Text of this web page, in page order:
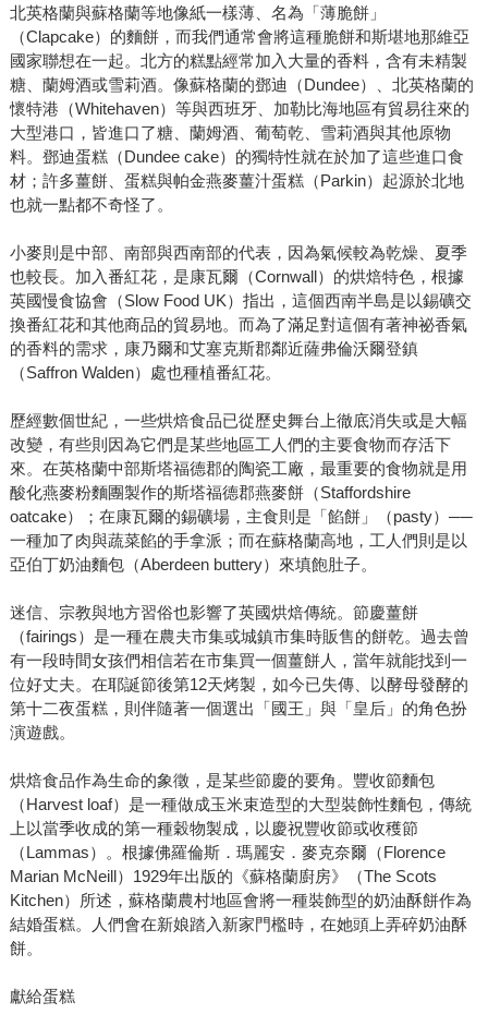
北英格蘭與蘇格蘭等地像紙一樣薄、名為「薄脆餅」
（Clapcake）的麵餅，而我們通常會將這種脆餅和斯堪地那維亞
國家聯想在一起。北方的糕點經常加入大量的香料，含有未精製
糖、蘭姆酒或雪莉酒。像蘇格蘭的鄧迪（Dundee）、北英格蘭的
懷特港（Whitehaven）等與西班牙、加勒比海地區有貿易往來的
大型港口，皆進口了糖、蘭姆酒、葡萄乾、雪莉酒與其他原物
料。鄧迪蛋糕（Dundee cake）的獨特性就在於加了這些進口食
材；許多薑餅、蛋糕與帕金燕麥薑汁蛋糕（Parkin）起源於北地
也就一點都不奇怪了。
小麥則是中部、南部與西南部的代表，因為氣候較為乾燥、夏季
也較長。加入番紅花，是康瓦爾（Cornwall）的烘焙特色，根據
英國慢食協會（Slow Food UK）指出，這個西南半島是以錫礦交
換番紅花和其他商品的貿易地。而為了滿足對這個有著神祕香氣
的香料的需求，康乃爾和艾塞克斯郡鄰近薩弗倫沃爾登鎮
（Saffron Walden）處也種植番紅花。
歷經數個世紀，一些烘焙食品已從歷史舞台上徹底消失或是大幅
改變，有些則因為它們是某些地區工人們的主要食物而存活下
來。在英格蘭中部斯塔福德郡的陶瓷工廠，最重要的食物就是用
酸化燕麥粉麵團製作的斯塔福德郡燕麥餅（Staffordshire
oatcake）；在康瓦爾的錫礦場，主食則是「餡餅」（pasty）──
一種加了肉與蔬菜餡的手拿派；而在蘇格蘭高地，工人們則是以
亞伯丁奶油麵包（Aberdeen buttery）來填飽肚子。
迷信、宗教與地方習俗也影響了英國烘焙傳統。節慶薑餅
（fairings）是一種在農夫市集或城鎮市集時販售的餅乾。過去曾
有一段時間女孩們相信若在市集買一個薑餅人，當年就能找到一
位好丈夫。在耶誕節後第12天烤製，如今已失傳、以酵母發酵的
第十二夜蛋糕，則伴隨著一個選出「國王」與「皇后」的角色扮
演遊戲。
烘焙食品作為生命的象徵，是某些節慶的要角。豐收節麵包
（Harvest loaf）是一種做成玉米束造型的大型裝飾性麵包，傳統
上以當季收成的第一種穀物製成，以慶祝豐收節或收穫節
（Lammas）。根據佛羅倫斯．瑪麗安．麥克奈爾（Florence
Marian McNeill）1929年出版的《蘇格蘭廚房》（The Scots
Kitchen）所述，蘇格蘭農村地區會將一種裝飾型的奶油酥餅作為
結婚蛋糕。人們會在新娘踏入新家門檻時，在她頭上弄碎奶油酥
餅。
獻給蛋糕